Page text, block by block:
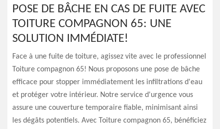
POSE DE BÂCHE EN CAS DE FUITE AVEC
TOITURE COMPAGNON 65: UNE
SOLUTION IMMÉDIATE!
Face à une fuite de toiture, agissez vite avec le professionnel
Toiture compagnon 65! Nous proposons une pose de bâche
efficace pour stopper immédiatement les infiltrations d'eau
et protéger votre intérieur. Notre service d'urgence vous
assure une couverture temporaire fiable, minimisant ainsi
les dégâts potentiels. Avec Toiture compagnon 65, bénéficiez